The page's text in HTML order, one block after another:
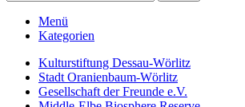
Menü
Kategorien
Kulturstiftung Dessau-Wörlitz
Stadt Oranienbaum-Wörlitz
Gesellschaft der Freunde e.V.